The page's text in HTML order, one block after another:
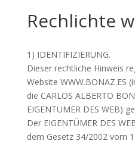
Rechlichte
1) IDENTIFIZIERUNG.
Dieser rechtliche Hinweis
Website WWW.BONAZ.ES
die CARLOS ALBERTO
EIGENTÜMER DES WEB)
Der EIGENTÜMER DES
dem Gesetz 34/2002 vom